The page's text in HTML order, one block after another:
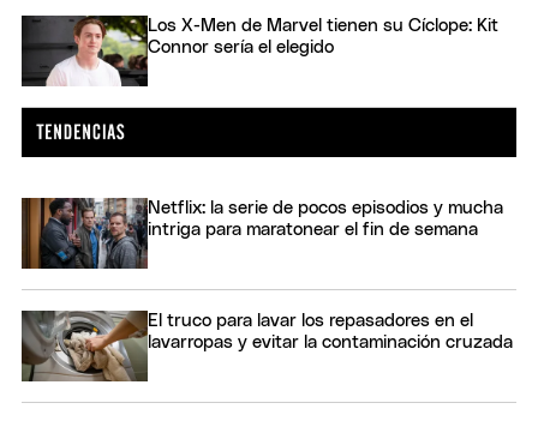
Los X-Men de Marvel tienen su Cíclope: Kit
Connor sería el elegido
Netflix: la serie de pocos episodios y mucha
intriga para maratonear el fin de semana
El truco para lavar los repasadores en el
lavarropas y evitar la contaminación cruzada